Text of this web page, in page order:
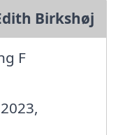
Birkshøj
F